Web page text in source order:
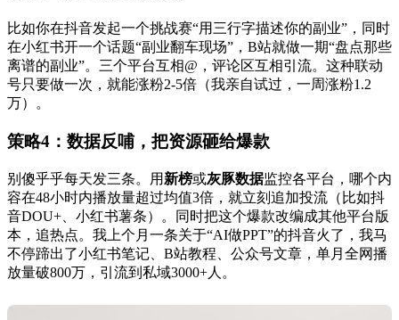
比如你在抖音发起一个挑战赛“用三行字描述你的副业”，同时
在小红书开一个话题“副业翻车现场”，B站就做一期“盘点那些
离谱的副业”。三个平台互相@，评论区互相引流。这种联动
号只要做一次，就能涨粉2-5倍（我亲自试过，一周涨粉1.2
万）。
策略4：数据反哺，把资源砸给爆款
别傻乎乎每天发三条。用 新榜或灰豚数据监控各平台，哪个内
容在48小时内播放量超过均值3倍，就立刻追加投流（比如抖
音DOU+、小红书薯条）。同时把这个爆款改编成其他平台版
本，追热点。我上个月一条关于“AI做PPT”的抖音火了，我马
不停蹄出了小红书笔记、B站教程、公众号文章，单月全网播
放量破800万，引流到私域3000+人。